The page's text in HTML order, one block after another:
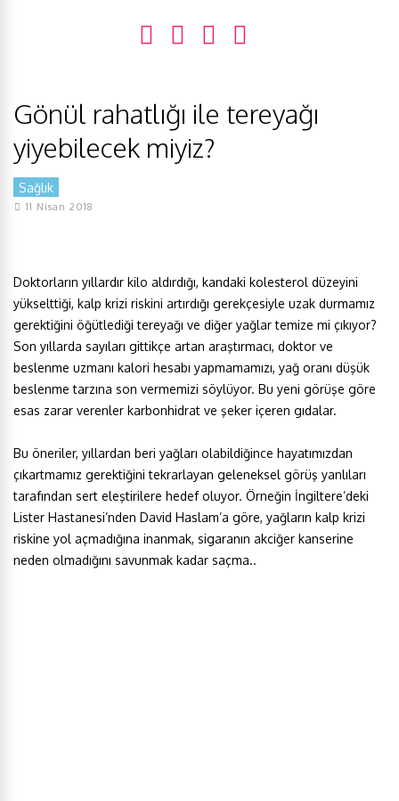
Gönül rahatlığı ile tereyağı
yiyebilecek miyiz?
Sağlık
11 Nisan 2018
Doktorların yıllardır kilo aldırdığı, kandaki kolesterol düzeyini
yükselttiği, kalp krizi riskini artırdığı gerekçesiyle uzak durmamız
gerektiğini öğütlediği tereyağı ve diğer yağlar temize mi çıkıyor?
Son yıllarda sayıları gittikçe artan araştırmacı, doktor ve
beslenme uzmanı kalori hesabı yapmamamızı, yağ oranı düşük
beslenme tarzına son vermemizi söylüyor. Bu yeni görüşe göre
esas zarar verenler karbonhidrat ve şeker içeren gıdalar.
Bu öneriler, yıllardan beri yağları olabildiğince hayatımızdan
çıkartmamız gerektiğini tekrarlayan geleneksel görüş yanlıları
tarafından sert eleştirilere hedef oluyor. Örneğin İngiltere’deki
Lister Hastanesi’nden David Haslam’a göre, yağların kalp krizi
riskine yol açmadığına inanmak, sigaranın akciğer kanserine
neden olmadığını savunmak kadar saçma..